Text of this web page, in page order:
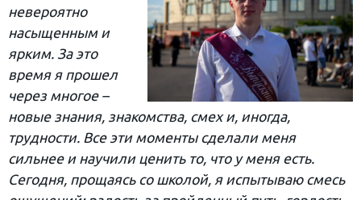
невероятно
насыщенным и
ярким. За это
время я прошел
через многое –
новые знания, знакомства, смех и, иногда,
трудности. Все эти моменты сделали меня
сильнее и научили ценить то, что у меня есть.
Сегодня, прощаясь со школой, я испытываю смесь